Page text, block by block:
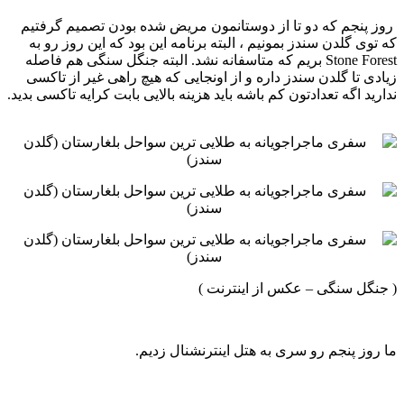
‏‏‏ روز پنجم که دو تا از دوستانمون مریض شده بودن تصمیم گرفتیم
که توی گلدن سندز بمونیم ، البته برنامه این بود که این ‏روز رو به
‏Stone Forest‏ بریم که متاسفانه نشد. البته جنگل سنگی هم فاصله
زیادی تا گلدن سندز داره و از اونجایی که ‏هیچ راهی غیر از تاکسی
ندارید اگه تعدادتون کم باشه باید هزینه بالایی بابت کرایه تاکسی بدید.‏
‏( جنگل سنگی – عکس از اینترنت ) ‏
‏‏‏ما روز پنجم رو سری به هتل اینترنشنال زدیم. ‏